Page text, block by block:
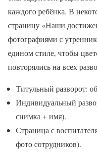
каждого ребёнка. В
страницу «Наши
фотографиями с
едином стиле, чтобы
повторялись на всех
Титульный разворот:
Индивидуальный
снимка + имя).
Страница с
фото сотрудников).